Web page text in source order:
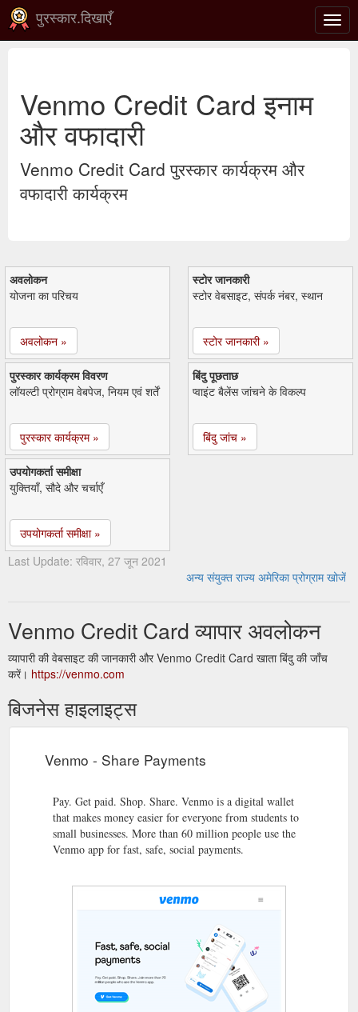
टॉगल
से
पुरस्कार.दिखाएँ
Venmo Credit Card इनाम
और वफादारी
Venmo Credit Card पुरस्कार कार्यक्रम और
वफादारी कार्यक्रम
अवलोकन
योजना का परिचय
अवलोकन »
स्टोर जानकारी
स्टोर वेबसाइट, संपर्क नंबर, स्थान
स्टोर जानकारी »
पुरस्कार कार्यक्रम विवरण
लॉयल्टी प्रोग्राम वेबपेज, नियम एवं शर्तें
पुरस्कार कार्यक्रम »
बिंदु पूछताछ
प्वाइंट बैलेंस जांचने के विकल्प
बिंदु जांच »
उपयोगकर्ता समीक्षा
युक्तियाँ, सौदे और चर्चाएँ
उपयोगकर्ता समीक्षा »
Last Update: रविवार, 27 जून 2021
अन्य संयुक्त राज्य अमेरिका प्रोग्राम खोजें
Venmo Credit Card व्यापार अवलोकन
व्यापारी की वेबसाइट की जानकारी और Venmo Credit Card खाता बिंदु की जाँच
करें। https://venmo.com
बिजनेस हाइलाइट्स
Venmo - Share Payments
Pay. Get paid. Shop. Share. Venmo is a digital wallet
that makes money easier for everyone from students to
small businesses. More than 60 million people use the
Venmo app for fast, safe, social payments.